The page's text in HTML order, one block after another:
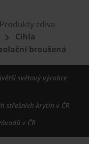
Produkty zdiva
Cihla
broušená
světový výrobce
střešních krytin v ČR
v ČR